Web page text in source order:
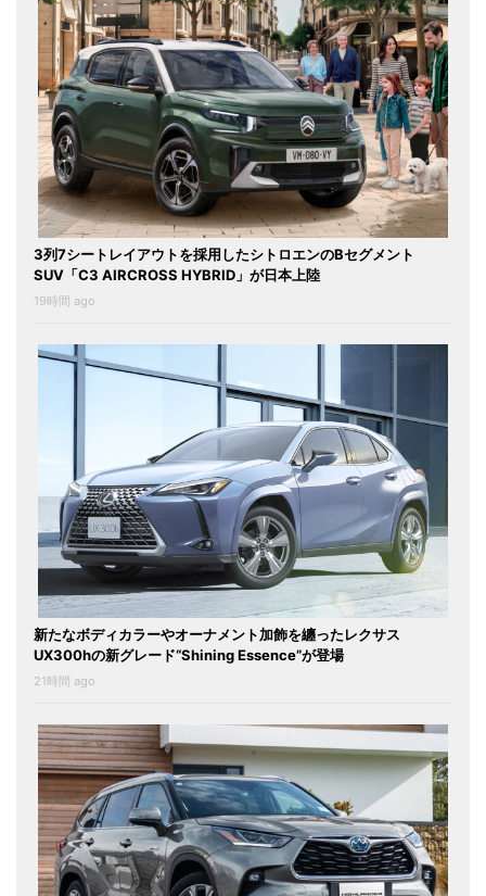
3列7シートレイアウトを採用したシトロエンのBセグメント
SUV「C3 AIRCROSS HYBRID」が日本上陸
19時間 ago
新たなボディカラーやオーナメント加飾を纏ったレクサス
UX300hの新グレード“Shining Essence”が登場
21時間 ago